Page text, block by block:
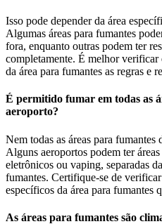
Isso pode depender da área
Algumas áreas para fumantes
fora, enquanto outras podem ter
completamente. É melhor
da área para fumantes as regras e
É permitido fumar em todas as
aeroporto?
Nem todas as áreas para
Alguns aeroportos podem ter
eletrônicos ou vaping, separadas
fumantes. Certifique-se de
específicos da área para fumantes
As áreas para fumantes são